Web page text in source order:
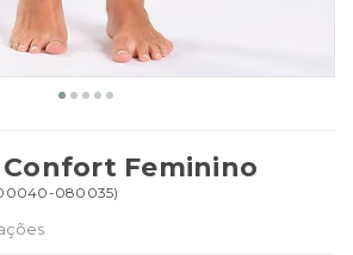
Feminino
080035)